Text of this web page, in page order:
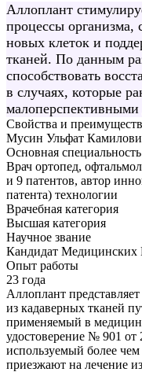
Аллоплант
процессы организма,
новых клеток и
тканей. По данным
способствовать
в случаях, которые
малоперспективными
Свойства и
Мусин Ульфат
Основная специальность
Врач ортопед,
и 9 патентов, автор
патента) технологии
Врачебная категория
Высшая категория
Научное звание
Кандидат Медицинских
Опыт работы
23 года
Аллоплант
из кадаверных тканей
применяемый в
удостоверение № 901 от
используемый более
приезжают на лечение